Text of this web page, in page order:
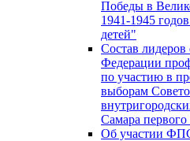
Победы в
1941-1945
детей"
Состав
Федерации
по участию в
выборам
Самара первого
Об участии